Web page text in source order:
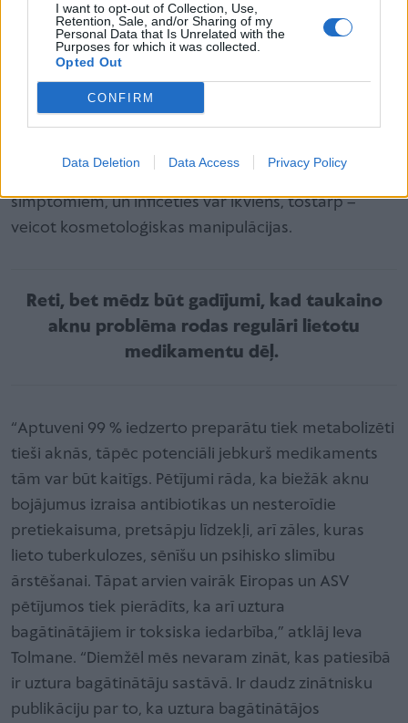
I want to opt-out of Collection, Use,
Retention, Sale, and/or Sharing of my
Personal Data that Is Unrelated with the
Purposes for which it was collected.
Opted Out
CONFIRM
Data Deletion Data Access Privacy Policy
arī sirds un asinsvadu, onkoloģiskām, locītavu un
citām slimībām.
Vēl viens svarīgs faktors, kam pievērst uzmanību un
kas var būt taukaino aknu saslimšanas pamatā, ir
vīrusu izraisīts vai kāds cits hepatīts, tāpēc jāveic C
simptomiem, un inficēties var ikviens, tostarp –
veicot kosmetoloģiskas manipulācijas.
Reti, bet mēdz būt gadījumi, kad taukaino
aknu problēma rodas regulāri lietotu
medikamentu dēļ.
“Aptuveni 99 % iedzerto preparātu tiek metabolizēti
tieši aknās, tāpēc potenciāli jebkurš medikaments
tām var būt kaitīgs. Pētījumi rāda, ka biežāk aknu
bojājumus izraisa antibiotikas un nesteroīdie
pretiekaisuma, pretsāpju līdzekļi, arī zāles, kuras
lieto tuberkulozes, sēnīšu un psihisko slimību
ārstēšanai. Tāpat arvien vairāk Eiropas un ASV
pētījumos tiek pierādīts, ka arī uztura
bagātinātājiem ir toksiska iedarbība,” atklāj Ieva
Tolmane. “Diemžēl mēs nevaram zināt, kas patiesībā
ir uztura bagātinātāju sastāvā. Ir daudz zinātnisku
publikāciju par to, ka uztura bagātinātājos